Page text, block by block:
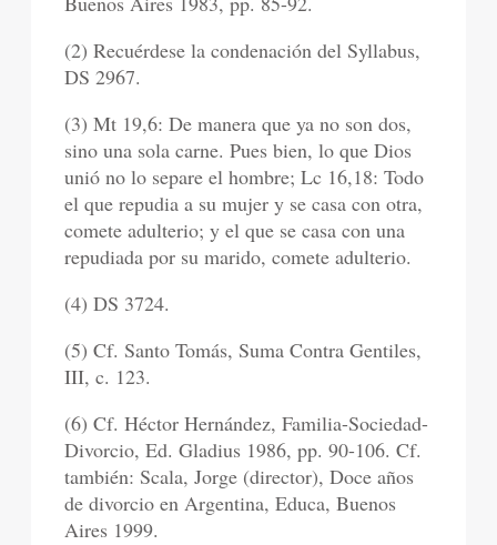
(2) Recuérdese la condenación del Syllabus,
DS 2967.
(3) Mt 19,6: De manera que ya no son dos,
sino una sola carne. Pues bien, lo que Dios
unió no lo separe el hombre; Lc 16,18: Todo
el que repudia a su mujer y se casa con otra,
comete adulterio; y el que se casa con una
repudiada por su marido, comete adulterio.
(4) DS 3724.
(5) Cf. Santo Tomás, Suma Contra Gentiles,
III, c. 123.
(6) Cf. Héctor Hernández, Familia-Sociedad-
Divorcio, Ed. Gladius 1986, pp. 90-106. Cf.
también: Scala, Jorge (director), Doce años
de divorcio en Argentina, Educa, Buenos
Aires 1999.